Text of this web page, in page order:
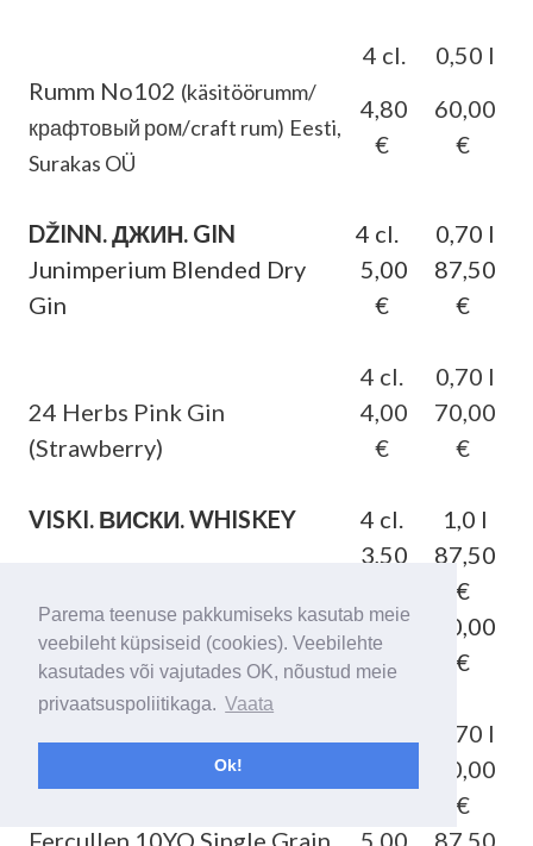
Parema teenuse pakkumiseks kasutab meie
veebileht küpsiseid (cookies). Veebilehte
kasutades või vajutades OK, nõustud meie
privaatsuspoliitikaga. Vaata
Ok!
4 cl.
0,50 l
Rumm No102 (käsitöörumm/
крафтовый ром/craft rum) Eesti,
Surakas OÜ
4,80
€
60,00
€
DŽINN. ДЖИН. GIN 4 cl.
0,70 l
Junimperium Blended Dry
Gin
5,00
€
87,50
€
4 cl.
0,70 l
24 Herbs Pink Gin
(Strawberry)
4,00
€
70,00
€
VISKI. ВИСКИ. WHISKEY 4 cl.
1,0 l
3,50
87,50
€
Grants
2,80
€
70,00
€
0,70 l
Legendary Silkie Irish
70,00
€
Fercullen 10YO Single Grain
5,00 87,50